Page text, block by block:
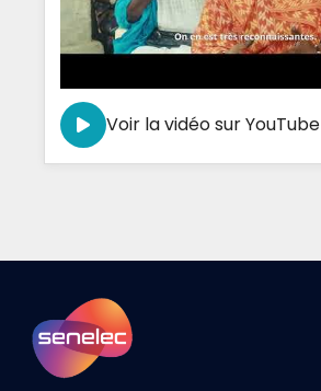
Voir la vidéo sur YouTube